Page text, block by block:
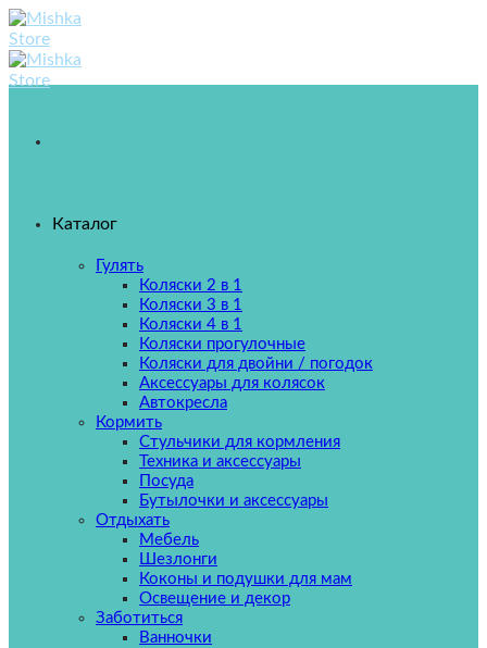
Skip
to
content
Каталог
Гулять
Коляски 2 в 1
Коляски 3 в 1
Коляски 4 в 1
Коляски прогулочные
Коляски для двойни / погодок
Аксессуары для колясок
Автокресла
Кормить
Стульчики для кормления
Техника и аксессуары
Посуда
Бутылочки и аксессуары
Отдыхать
Мебель
Шезлонги
Коконы и подушки для мам
Освещение и декор
Заботиться
Ванночки